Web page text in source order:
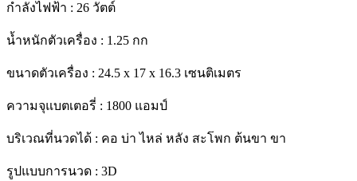
กำลังไฟฟ้า : 26 วัตต์
น้ำหนักตัวเครื่อง : 1.25 กก
ขนาดตัวเครื่อง : 24.5 x 17 x 16.3 เซนติเมตร
ความจุแบตเตอรี่ : 1800 แอมป์
บริเวณที่นวดได้ : คอ บ่า ไหล่ หลัง สะโพก ต้นขา ขา
รูปแบบการนวด : 3D